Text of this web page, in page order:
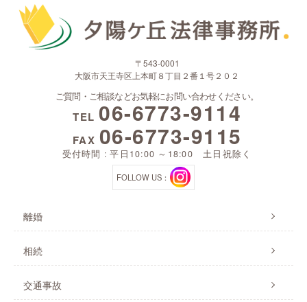
〒543-0001
大阪市天王寺区上本町８丁目２番１号２０２
ご質問・ご相談などお気軽にお問い合わせください。
TEL 06-6773-9114
FAX 06-6773-9115
受付時間 : 平日10:00 ～18:00 土日祝除く
FOLLOW US：
離婚
相続
交通事故